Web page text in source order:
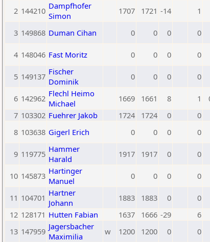
2 144210 Dampfhofer
Simon
1707 1721 -14 1
3 149868 Duman Cihan 0 0 0 0
4 148046 Fast Moritz 0 0 0 0
5 149137 Fischer
Dominik
0 0 0 0
6 142962 Flechl Heimo
Michael
1669 1661 8 1
7 103302 Fuehrer Jakob 1724 1724 0 0
8 103638 Gigerl Erich 0 0 0 0
9 119775 Hammer
Harald
1917 1917 0 0
10 145873 Hartinger
Manuel
0 0 0 0
11 104701 Hartner
Johann
1883 1883 0 0
12 128171 Hutten Fabian 1637 1666 -29 6
13 147959 Jagersbacher
Maximilia
w 1200 1200 0 0